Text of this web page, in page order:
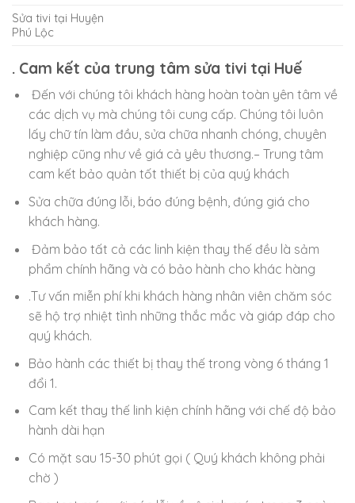
​Sửa tivi tại Huyện
Phú Lộc
. Cam kết của trung tâm sửa tivi tại Huế
Đến với chúng tôi khách hàng hoàn toàn yên tâm về
các dịch vụ mà chúng tôi cung cấp. Chúng tôi luôn
lấy chữ tín làm đầu, sửa chữa nhanh chóng, chuyên
nghiệp cũng như về giá cả yêu thương.– Trung tâm
cam kết bảo quản tốt thiết bị của quý khách
Sửa chữa đúng lỗi, báo đúng bệnh, đúng giá cho
khách hàng.
Đảm bảo tất cả các linh kiện thay thế đều là sảm
phẩm chính hãng và có bảo hành cho khác hàng
.Tư vấn miễn phí khi khách hàng nhân viên chăm sóc
sẽ hộ trợ nhiệt tình những thắc mắc và giáp đáp cho
quý khách.
Bảo hành các thiết bị thay thế trong vòng 6 tháng 1
đổi 1.
Cam kết thay thế linh kiện chính hãng với chế độ bảo
hành dài hạn
Có mặt sau 15-30 phút gọi ( Quý khách không phải
chờ )